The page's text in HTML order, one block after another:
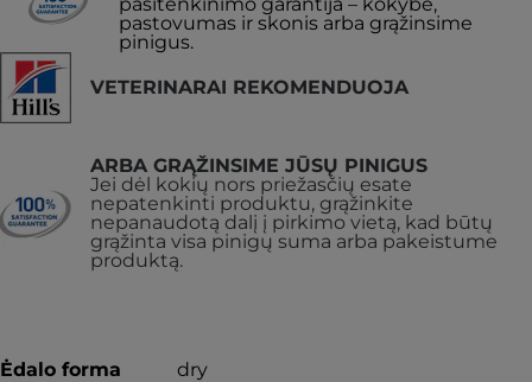
pastovumas ir skonis arba grąžinsime
pinigus.
VETERINARAI REKOMENDUOJA
ARBA GRĄŽINSIME JŪSŲ PINIGUS
Jei dėl kokių nors priežasčių esate
nepatenkinti produktu, grąžinkite
nepanaudotą dalį į pirkimo vietą, kad būtų
grąžinta visa pinigų suma arba pakeistume
produktą.
Ėdalo forma dry